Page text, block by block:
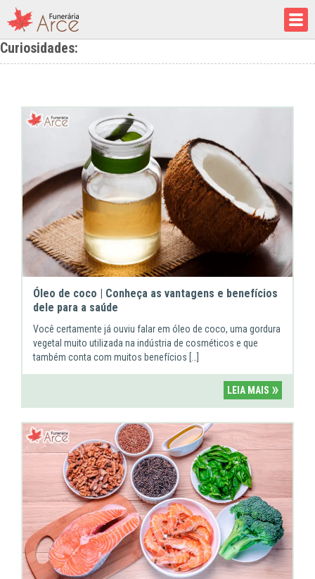
Curiosidades:
Óleo de coco | Conheça as vantagens e benefícios
dele para a saúde
Você certamente já ouviu falar em óleo de coco, uma gordura
vegetal muito utilizada na indústria de cosméticos e que
também conta com muitos benefícios […]
LEIA MAIS »